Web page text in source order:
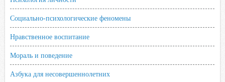
Социально-психологические феномены
Нравственное воспитание
Мораль и поведение
Азбука для несовершеннолетних